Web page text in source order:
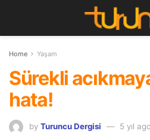
Home Yaşam
Sürekli
hata!
by Turuncu Dergisi 5 yıl ago